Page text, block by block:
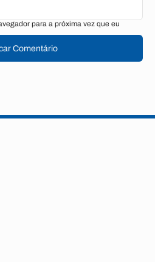
para a próxima vez que eu
Comentário